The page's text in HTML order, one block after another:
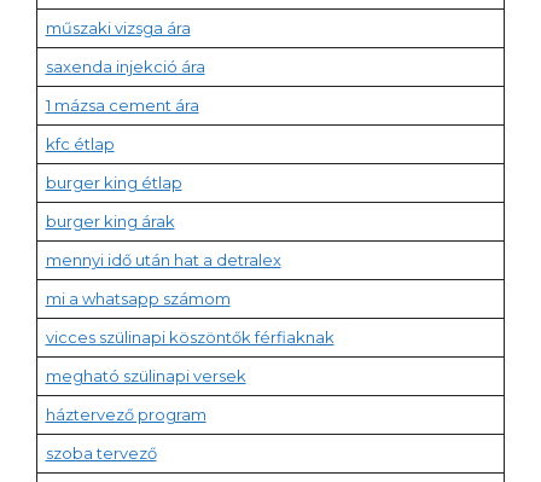
műszaki vizsga ára
saxenda injekció ára
1 mázsa cement ára
kfc étlap
burger king étlap
burger king árak
mennyi idő után hat a detralex
mi a whatsapp számom
vicces szülinapi köszöntők férfiaknak
megható szülinapi versek
háztervező program
szoba tervező